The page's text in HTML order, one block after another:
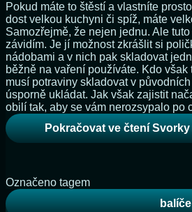
Pokud máte to štěstí a vlastníte
dost velkou kuchyni či spíž, máte
Samozřejmě, že nejen jednu. Ale
závidím. Je jí možnost zkrášlit si
nádobami a v nich pak skladovat
běžně na vaření používáte. Kdo však
musí potraviny skladovat v
úsporně ukládat. Jak však zajistit
obilí tak, aby se vám nerozsypalo po
Pokračovat ve čteníSvorky
Označeno tagem